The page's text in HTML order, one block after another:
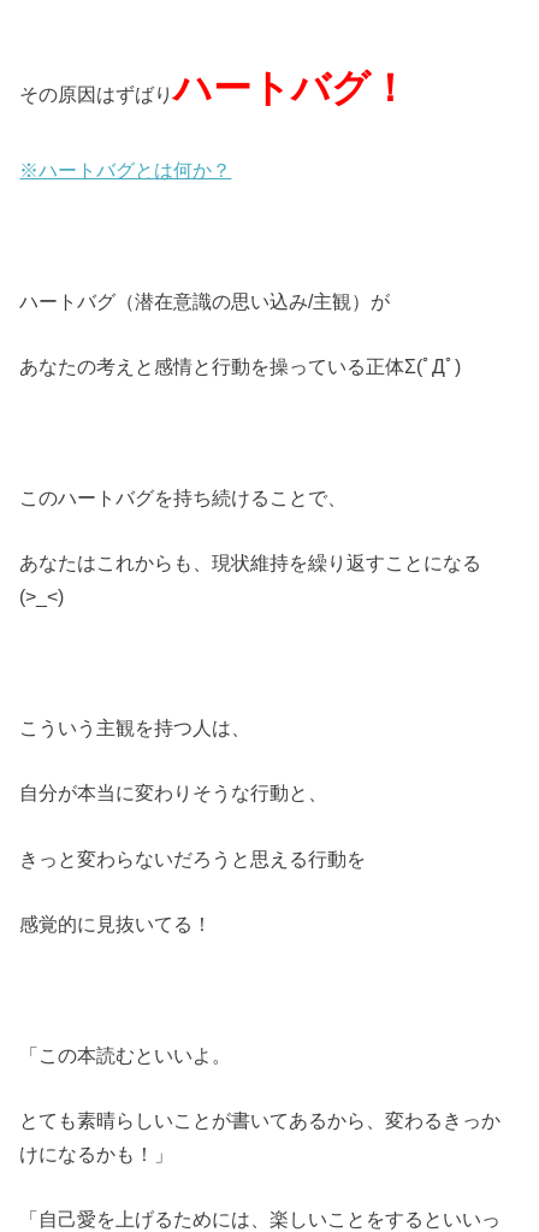
その原因はずばりハートバグ！
※ハートバグとは何か？
ハートバグ（潜在意識の思い込み/主観）が
あなたの考えと感情と行動を操っている正体Σ(ﾟДﾟ)
このハートバグを持ち続けることで、
あなたはこれからも、現状維持を繰り返すことになる
(>_<)
こういう主観を持つ人は、
自分が本当に変わりそうな行動と、
きっと変わらないだろうと思える行動を
感覚的に見抜いてる！
「この本読むといいよ。
とても素晴らしいことが書いてあるから、変わるきっか
けになるかも！」
「自己愛を上げるためには、楽しいことをするといいっ